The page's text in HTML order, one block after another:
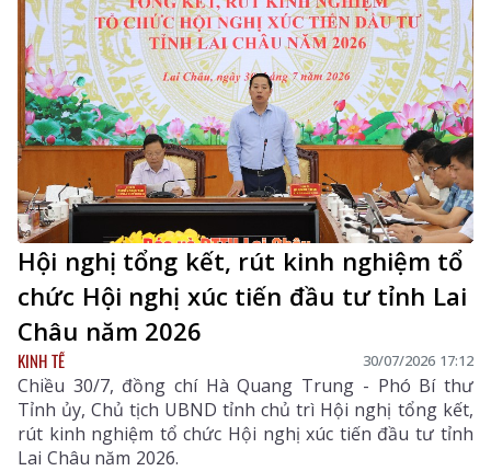
Hội nghị tổng kết, rút kinh nghiệm tổ
chức Hội nghị xúc tiến đầu tư tỉnh Lai
Châu năm 2026
KINH TẾ 30/07/2026 17:12
Chiều 30/7, đồng chí Hà Quang Trung - Phó Bí thư
Tỉnh ủy, Chủ tịch UBND tỉnh chủ trì Hội nghị tổng kết,
rút kinh nghiệm tổ chức Hội nghị xúc tiến đầu tư tỉnh
Lai Châu năm 2026.